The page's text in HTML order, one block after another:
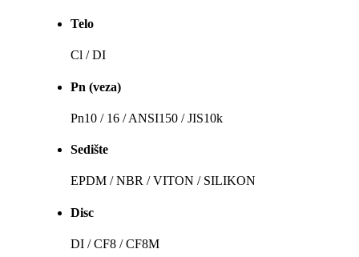
Telo
Cl / DI
Pn (veza)
Pn10 / 16 / ANSI150 / JIS10k
Sedište
EPDM / NBR / VITON / SILIKON
Disc
DI / CF8 / CF8M